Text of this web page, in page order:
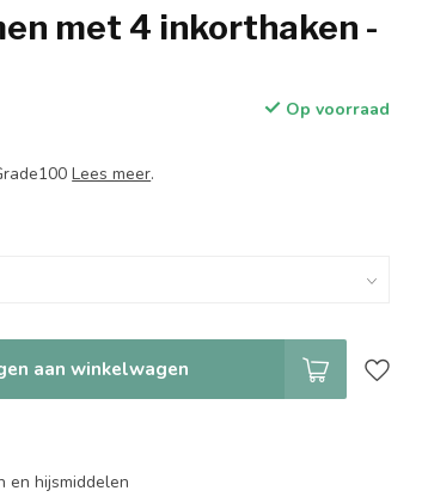
met 4 inkorthaken -
Op voorraad
Lees meer.
aan winkelwagen
en hijsmiddelen